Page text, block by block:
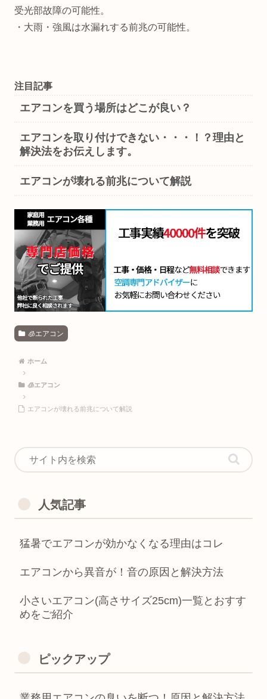
受光部故障の可能性。
・大雨・強風は水漏れする前兆の可能性。
注目記事
エアコンを買う場所はどこが良い？
エアコンを取り付けできない・・・！？理由と
解決法をお伝えします。
エアコンが壊れる前兆について解説
🧊エアコン
ホーム
🧊エアコン
エアコンが壊れる前兆について解説
人気記事
猛暑でエアコンが効かなくなる理由はコレ
エアコンから異音が！音の原因と解決方法
小さいエアコン(高さサイズ25cm)一覧とおすす
めをご紹介
ピックアップ